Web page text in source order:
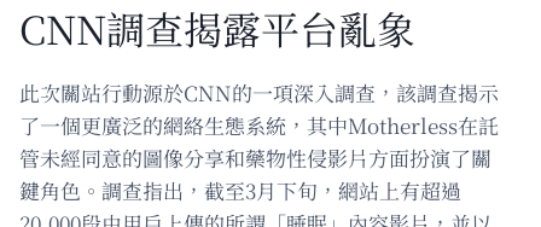
CNN調查揭露平台亂象
此次關站行動源於CNN的一項深入調查，該調查揭示
了一個更廣泛的網絡生態系統，其中Motherless在託
管未經同意的圖像分享和藥物性侵影片方面扮演了關
鍵角色。調查指出，截至3月下旬，網站上有超過